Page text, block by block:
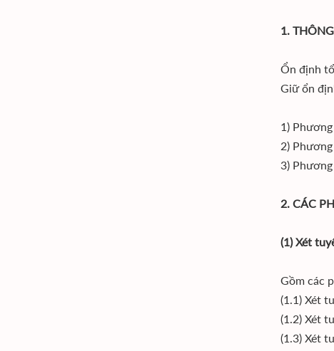
1.
Ổn định
Giữ ổn
1)
2)
3)
2. CÁC
(1) Xét
Gồm các
(1.1) Xét
(1.2) Xét
(1.3) Xét